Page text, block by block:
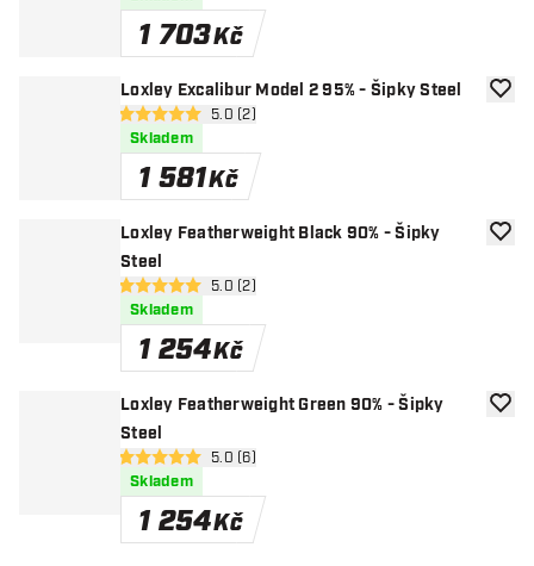
1 703Kč
Loxley Excalibur Model 2 95% - Šipky Steel
otevřít panel recenzí
5 hodnoticí hvězdičky
5.0 (2)
Skladem
1 581Kč
Loxley Featherweight Black 90% - Šipky
Steel
otevřít panel recenzí
5 hodnoticí hvězdičky
5.0 (2)
Skladem
1 254Kč
Loxley Featherweight Green 90% - Šipky
Steel
otevřít panel recenzí
5 hodnoticí hvězdičky
5.0 (6)
Skladem
1 254Kč